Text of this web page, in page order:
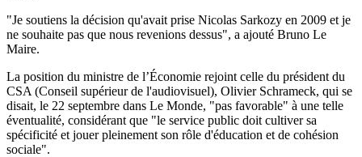
"Je soutiens la décision qu'avait prise Nicolas Sarkozy en 2009 et je
ne souhaite pas que nous revenions dessus", a ajouté Bruno Le
Maire.
La position du ministre de l’Économie rejoint celle du président du
CSA (Conseil supérieur de l'audiovisuel), Olivier Schrameck, qui se
disait, le 22 septembre dans Le Monde, "pas favorable" à une telle
éventualité, considérant que "le service public doit cultiver sa
spécificité et jouer pleinement son rôle d'éducation et de cohésion
sociale".